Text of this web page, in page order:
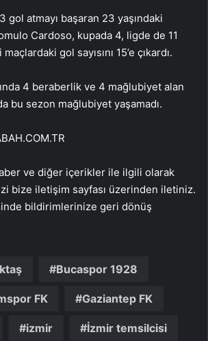
gol atmayı başaran 23 yaşındaki
Cardoso, kupada 4, ligde de 11
gol sayısını 15’e çıkardı.
4 beraberlik ve 4 mağlubiyet alan
bu sezon mağlubiyet yaşamadı.
ve diğer içerikler ile ilgili olarak
bize iletişim sayfası üzerinden iletiniz.
bildirimlerinize geri dönüş
Bucaspor 1928
FK Gaziantep FK
izmir İzmir temsilcisi